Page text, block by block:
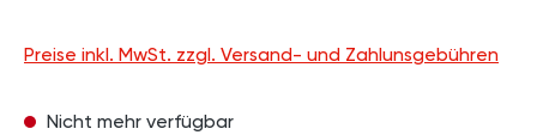
Preise inkl. MwSt. zzgl. Versand- und Zahlunsgebühren
Nicht mehr verfügbar